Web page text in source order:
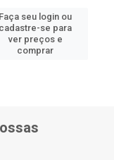
Faça seu login ou
cadastre-se para
ver preços e
comprar